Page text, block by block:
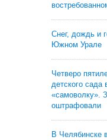
Снег, дождь и
Южном Урале
Четверо
детского
«самоволку».
оштрафовали
В Челябинске